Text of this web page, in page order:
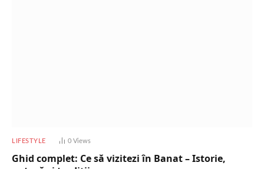
LIFESTYLE 0 Views
Ghid complet: Ce să vizitezi în Banat – Istorie,